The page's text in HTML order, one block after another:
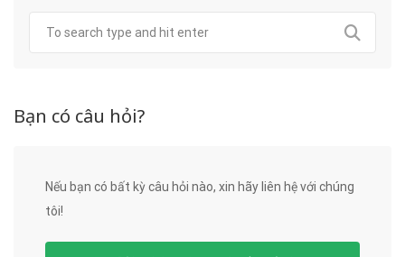
Bạn có câu hỏi?
Nếu bạn có bất kỳ câu hỏi nào, xin hãy liên hệ với chúng
tôi!